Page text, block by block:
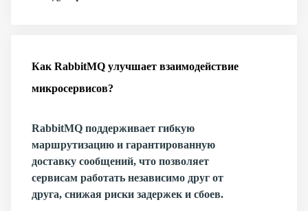
Как RabbitMQ улучшает взаимодействие
микросервисов?
RabbitMQ поддерживает гибкую
маршрутизацию и гарантированную
доставку сообщений, что позволяет
сервисам работать независимо друг от
друга, снижая риски задержек и сбоев.